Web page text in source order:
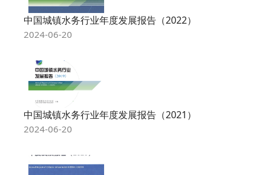
中国城镇水务行业年度发展报告（2022）
2024-06-20
中国城镇水务行业年度发展报告（2021）
2024-06-20